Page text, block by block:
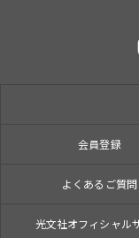
会員登録
よくあるご質問
光文社オフィシャル